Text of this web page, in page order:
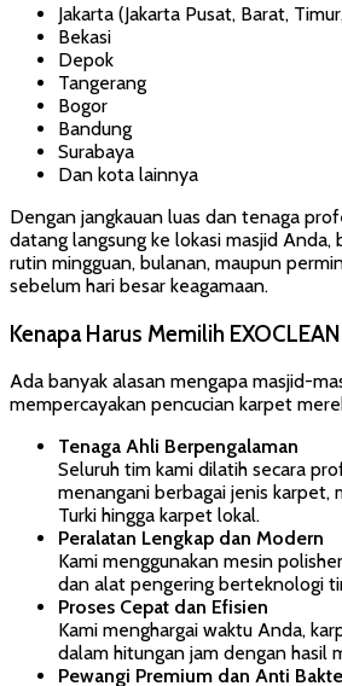
Jakarta (Jakarta Pusat, Barat,
Bekasi
Depok
Tangerang
Bogor
Bandung
Surabaya
Dan kota lainnya
Dengan jangkauan luas dan tenaga
datang langsung ke lokasi masjid Anda,
rutin mingguan, bulanan, maupun
sebelum hari besar keagamaan.
Kenapa Harus Memilih
Ada banyak alasan mengapa masjid-
mempercayakan pencucian karpet
Tenaga Ahli Berpengalaman
Seluruh tim kami dilatih secara
menangani berbagai jenis karpet,
Turki hingga karpet lokal.
Peralatan Lengkap dan Modern
Kami menggunakan mesin
dan alat pengering berteknologi
Proses Cepat dan Efisien
Kami menghargai waktu Anda,
dalam hitungan jam dengan hasil
Pewangi Premium dan Anti